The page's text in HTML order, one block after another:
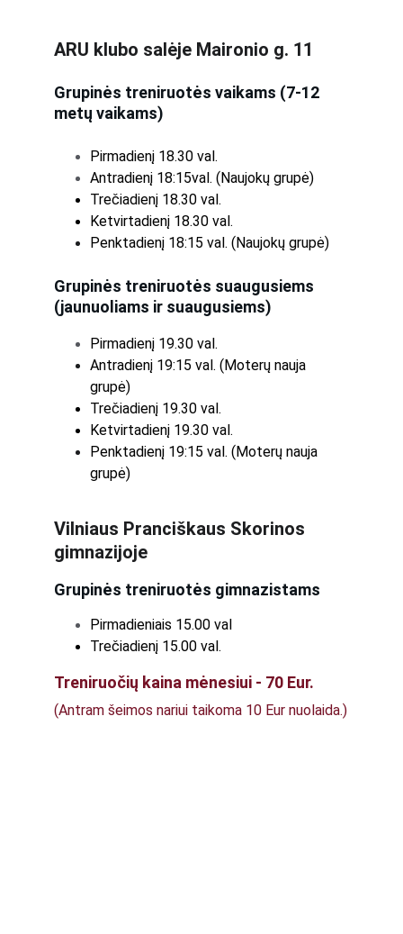
Grupinės treniruotės suaugusiems
(jaunuoliams ir suaugusiems)
Pirmadienį 19.30 val.
Antradienį 19:15 val. (Moterų nauja
grupė)
Trečiadienį 19.30 val.
Ketvirtadienį 19.30 val.
Penktadienį 19:15 val. (Moterų nauja
grupė)
Grupinės treniruotės vaikams (7-12
metų vaikams)
Pirmadienį 18.30 val.
Antradienį 18:15val. (Naujokų grupė)
Trečiadienį 18.30 val.
Ketvirtadienį 18.30 val.
Penktadienį 18:15 val. (Naujokų grupė)
Treniruočių kaina mėnesiui - 70 Eur.
(Antram šeimos nariui taikoma 10 Eur nuolaida.)
ARU klubo salėje Maironio g. 11
Vilniaus Pranciškaus Skorinos
gimnazijoje
Grupinės treniruotės gimnazistams
Pirmadieniais 15.00 val
Trečiadienį 15.00 val.